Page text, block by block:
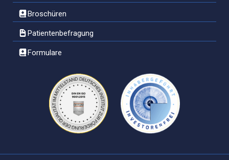
Broschüren
Patientenbefragung
Formulare